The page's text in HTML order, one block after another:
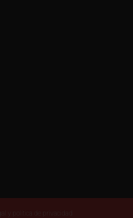
y universitarios con
y política de privacidad